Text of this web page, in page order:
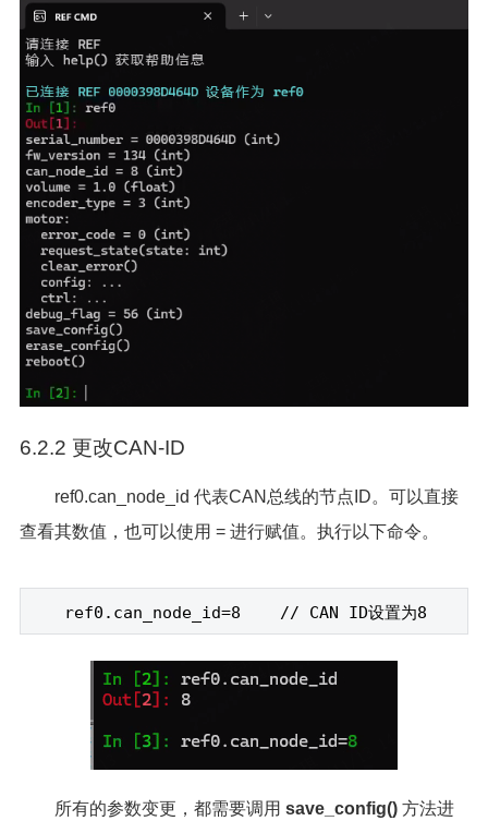
6.2.2 更改CAN-ID
ref0.can_node_id 代表CAN总线的节点ID。可以直接
查看其数值，也可以使用 = 进行赋值。执行以下命令。
ref0.can_node_id=8 // CAN ID设置为8
所有的参数变更，都需要调用 save_config()方法进